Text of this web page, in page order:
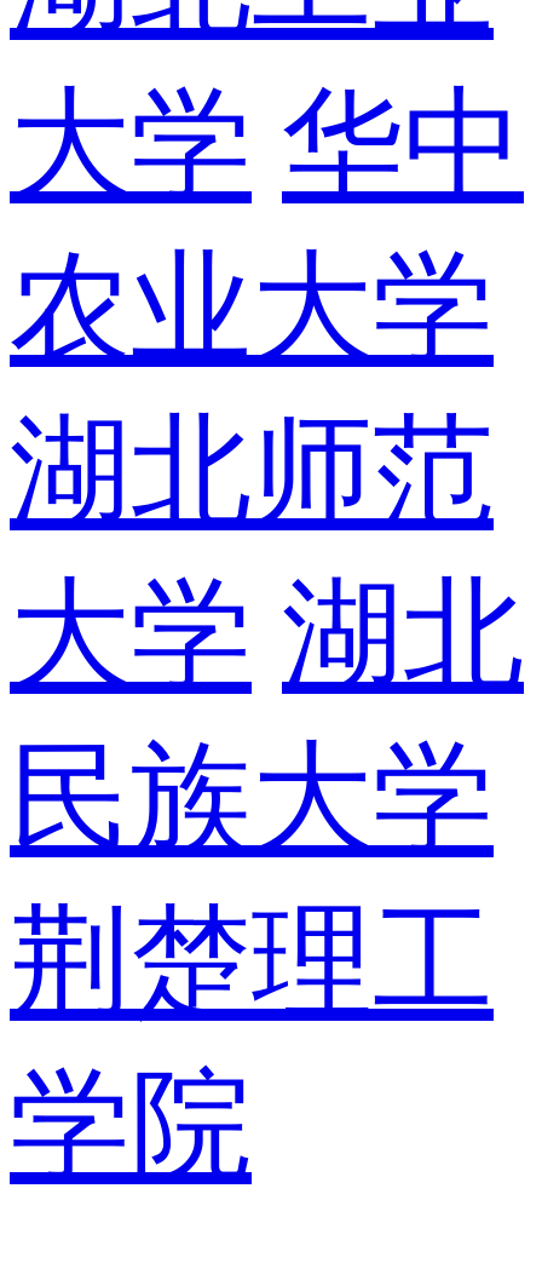
大学 华中
农业大学
湖北师范
大学 湖北
民族大学
荆楚理工
学院